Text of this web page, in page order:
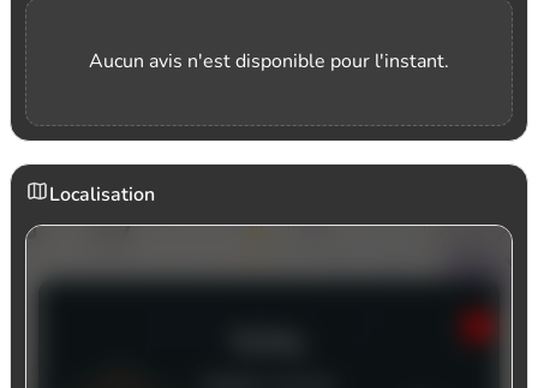
Aucun avis n'est disponible pour l'instant.
Localisation